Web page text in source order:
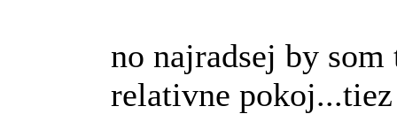
no najradsej by
relativne